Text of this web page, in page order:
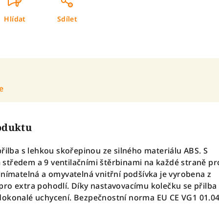
Hlídat Sdílet
s lehkou skořepinou ze silného materiálu ABS. S
a 9 ventilačními štěrbinami na každé straně
a omyvatelná vnitřní podšívka je vyrobena z
extra pohodlí. Díky nastavovacímu kolečku se přilba
uchycení. Bezpečnostní norma EU CE VG1